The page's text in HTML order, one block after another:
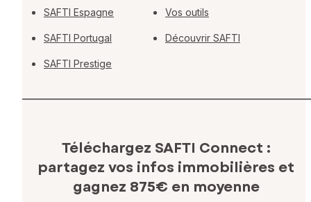
SAFTI Espagne
SAFTI Portugal
SAFTI Prestige
Vos outils
Découvrir SAFTI
Téléchargez SAFTI Connect :
partagez vos infos immobilières et
gagnez 875€ en moyenne